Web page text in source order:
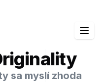
sa myslí zhoda